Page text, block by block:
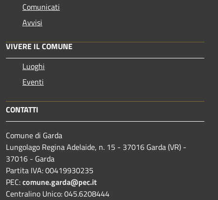
Comunicati
Avvisi
VIVERE IL COMUNE
Luoghi
Eventi
CONTATTI
Comune di Garda
Lungolago Regina Adelaide, n. 15 - 37016 Garda (VR) -
37016 - Garda
Partita IVA: 00419930235
PEC:comune.garda@pec.it
Centralino Unico: 045.6208444